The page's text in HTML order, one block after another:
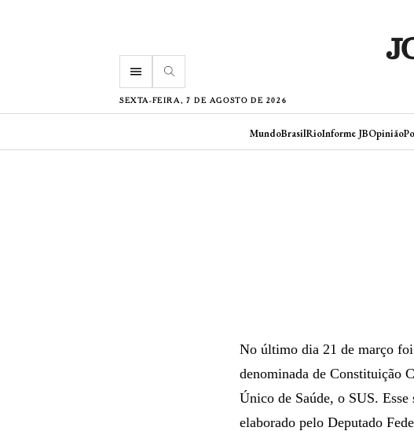
menu
SEXTA-FEIRA, 7 DE AGOSTO DE 2026
MundoBrasilRioInforme JBOpinião
No último dia 21 de março
denominada de Constituição
Único de Saúde, o SUS.
elaborado pelo Deputado